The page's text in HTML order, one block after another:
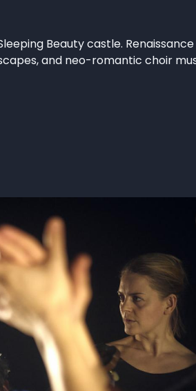
Beauty castle.
and neo-romantic choir